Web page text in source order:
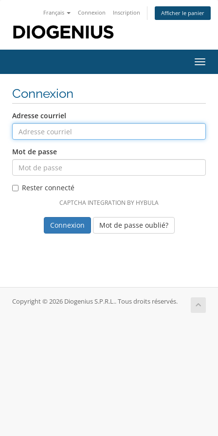
Français Connexion Inscription Afficher le panier
la
Connexion
Adresse courriel
Mot de passe
Rester connecté
CAPTCHA INTEGRATION BY HYBULA
Mot de passe oublié?
Copyright © 2026 Diogenius S.P.R.L.. Tous droits réservés.